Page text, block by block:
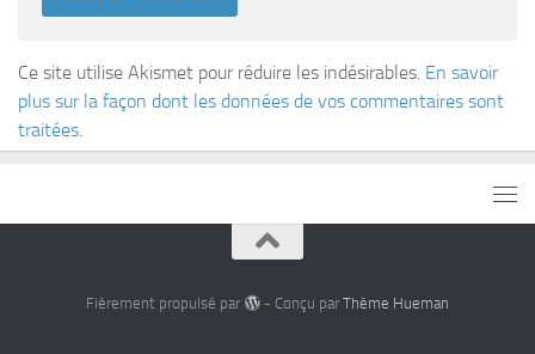
Ce site utilise Akismet pour réduire les indésirables. En savoir
plus sur la façon dont les données de vos commentaires sont
traitées
Fièrement propulsé par - Conçu par Thème Hueman